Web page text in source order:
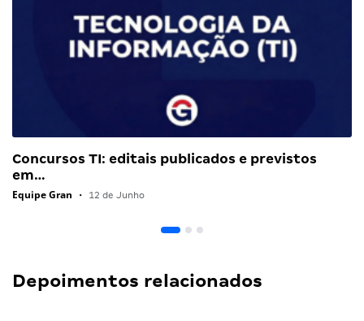
Concursos TI: editais publicados e previstos
em…
Equipe Gran • 12 de Junho
Depoimentos relacionados